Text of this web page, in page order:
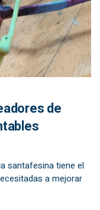
de
santafesina tiene el
a mejorar